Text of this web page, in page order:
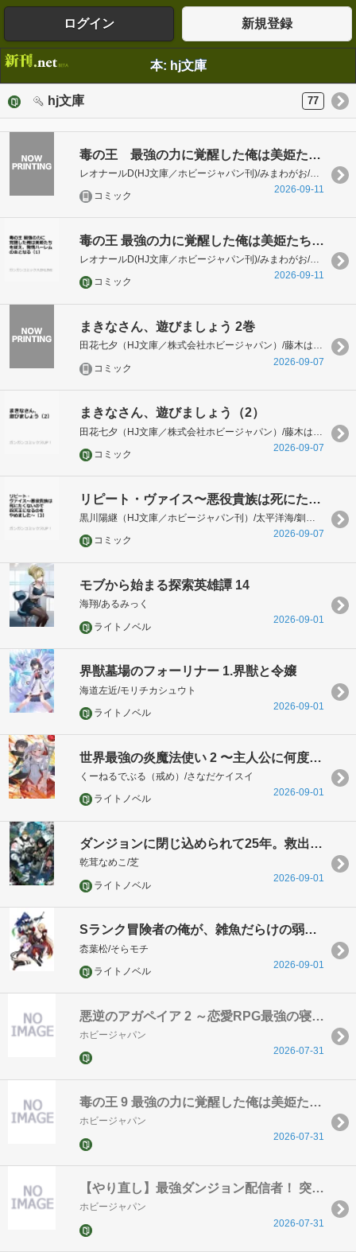
ログイン 新規登録
本: hj文庫
hj文庫 77
毒の王 最強の力に覚醒した俺は美姫たちを従え、発情ハーレムの主となる 1巻
レオナールD(HJ文庫／ホビージャパン刊)/みまわがお/仲尚人/をん
コミック
2026-09-11
毒の王 最強の力に覚醒した俺は美姫たちを従え、発情ハーレムの主となる（1）
レオナールD(HJ文庫／ホビージャパン刊)/みまわがお/仲尚人/をん
コミック
2026-09-11
まきなさん、遊びましょう 2巻
田花七夕（HJ文庫／株式会社ホビージャパン）/藤木はじめ/ｄａｉｃｈｉ
コミック
2026-09-07
まきなさん、遊びましょう（2）
コミック
2026-09-07
リピート・ヴァイス〜悪役貴族は死にたくないので四天王になるのをやめました〜（3）
黒川陽継（HJ文庫／ホビージャパン刊）/太平洋海/釧路くき/daichi
コミック
2026-09-07
モブから始まる探索英雄譚 14
海翔/あるみっく
ライトノベル
2026-09-01
界獣墓場のフォーリナー 1.界獣と令嬢
海道左近/モリチカシュウト
ライトノベル
2026-09-01
世界最強の炎魔法使い 2 〜主人公に何度も負けてすべてを失うデブモブに転生したオレ、一途に愛するヒロインを救うために無双する〜
くーねるでぶる（戒め）/さなだケイスイ
ライトノベル
2026-09-01
ダンジョンに閉じ込められて25年。救出されたときには立派な不審者になっていた 5
乾茸なめこ/芝
ライトノベル
2026-09-01
Sランク冒険者の俺が、雑魚だらけの弱小Fランクパーティーに加入するわけないだろ!! いい加減にしろ!! 1 実力はFランク、おっぱいはSカップか……ふむ、まずは話を聞こう
枩葉松/そらモチ
ライトノベル
2026-09-01
悪逆のアガペイア 2 ～恋愛RPG最強の寝取りチャラ男に転生したけど、俺は絶対に寝取ったりしない！～
ホビージャパン
2026-07-31
毒の王 9 最強の力に覚醒した俺は美姫たちを従え、発情ハーレムの主となる
ホビージャパン
2026-07-31
【やり直し】最強ダンジョン配信者！ 突然１０年前の世界に戻ったので全てをやり直す！ 2
ホビージャパン
2026-07-31